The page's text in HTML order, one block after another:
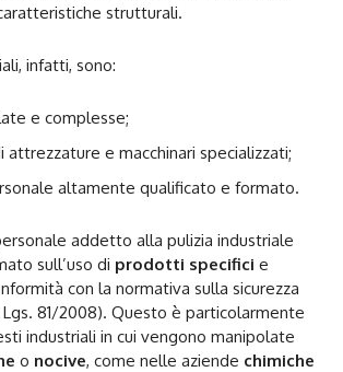
strutturali.
infatti, sono:
e complesse;
attrezzature e macchinari specializzati;
altamente qualificato e formato.
addetto alla pulizia industriale
sull’uso di prodotti specifici e
con la normativa sulla sicurezza
81/2008). Questo è particolarmente
industriali in cui vengono manipolate
o nocive, come nelle aziende chimiche